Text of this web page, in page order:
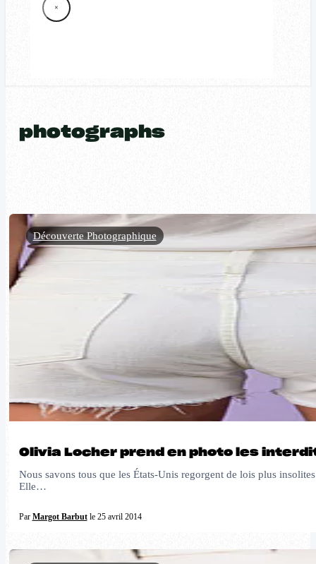
×
photographs
Olivia Locher prend en photo les
Nous savons tous que les États-Unis regorgent de lois plus
Elle…
Par Margot Barbutle 25 avril 2014
Découverte Photographique